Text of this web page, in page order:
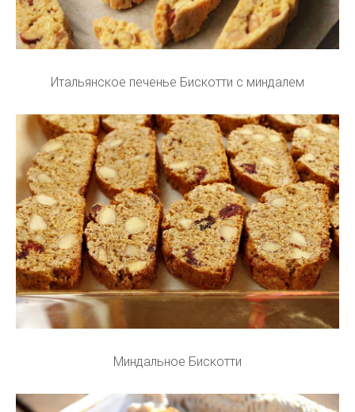
Итальянское печенье Бискотти с миндалем
Миндальное Бискотти